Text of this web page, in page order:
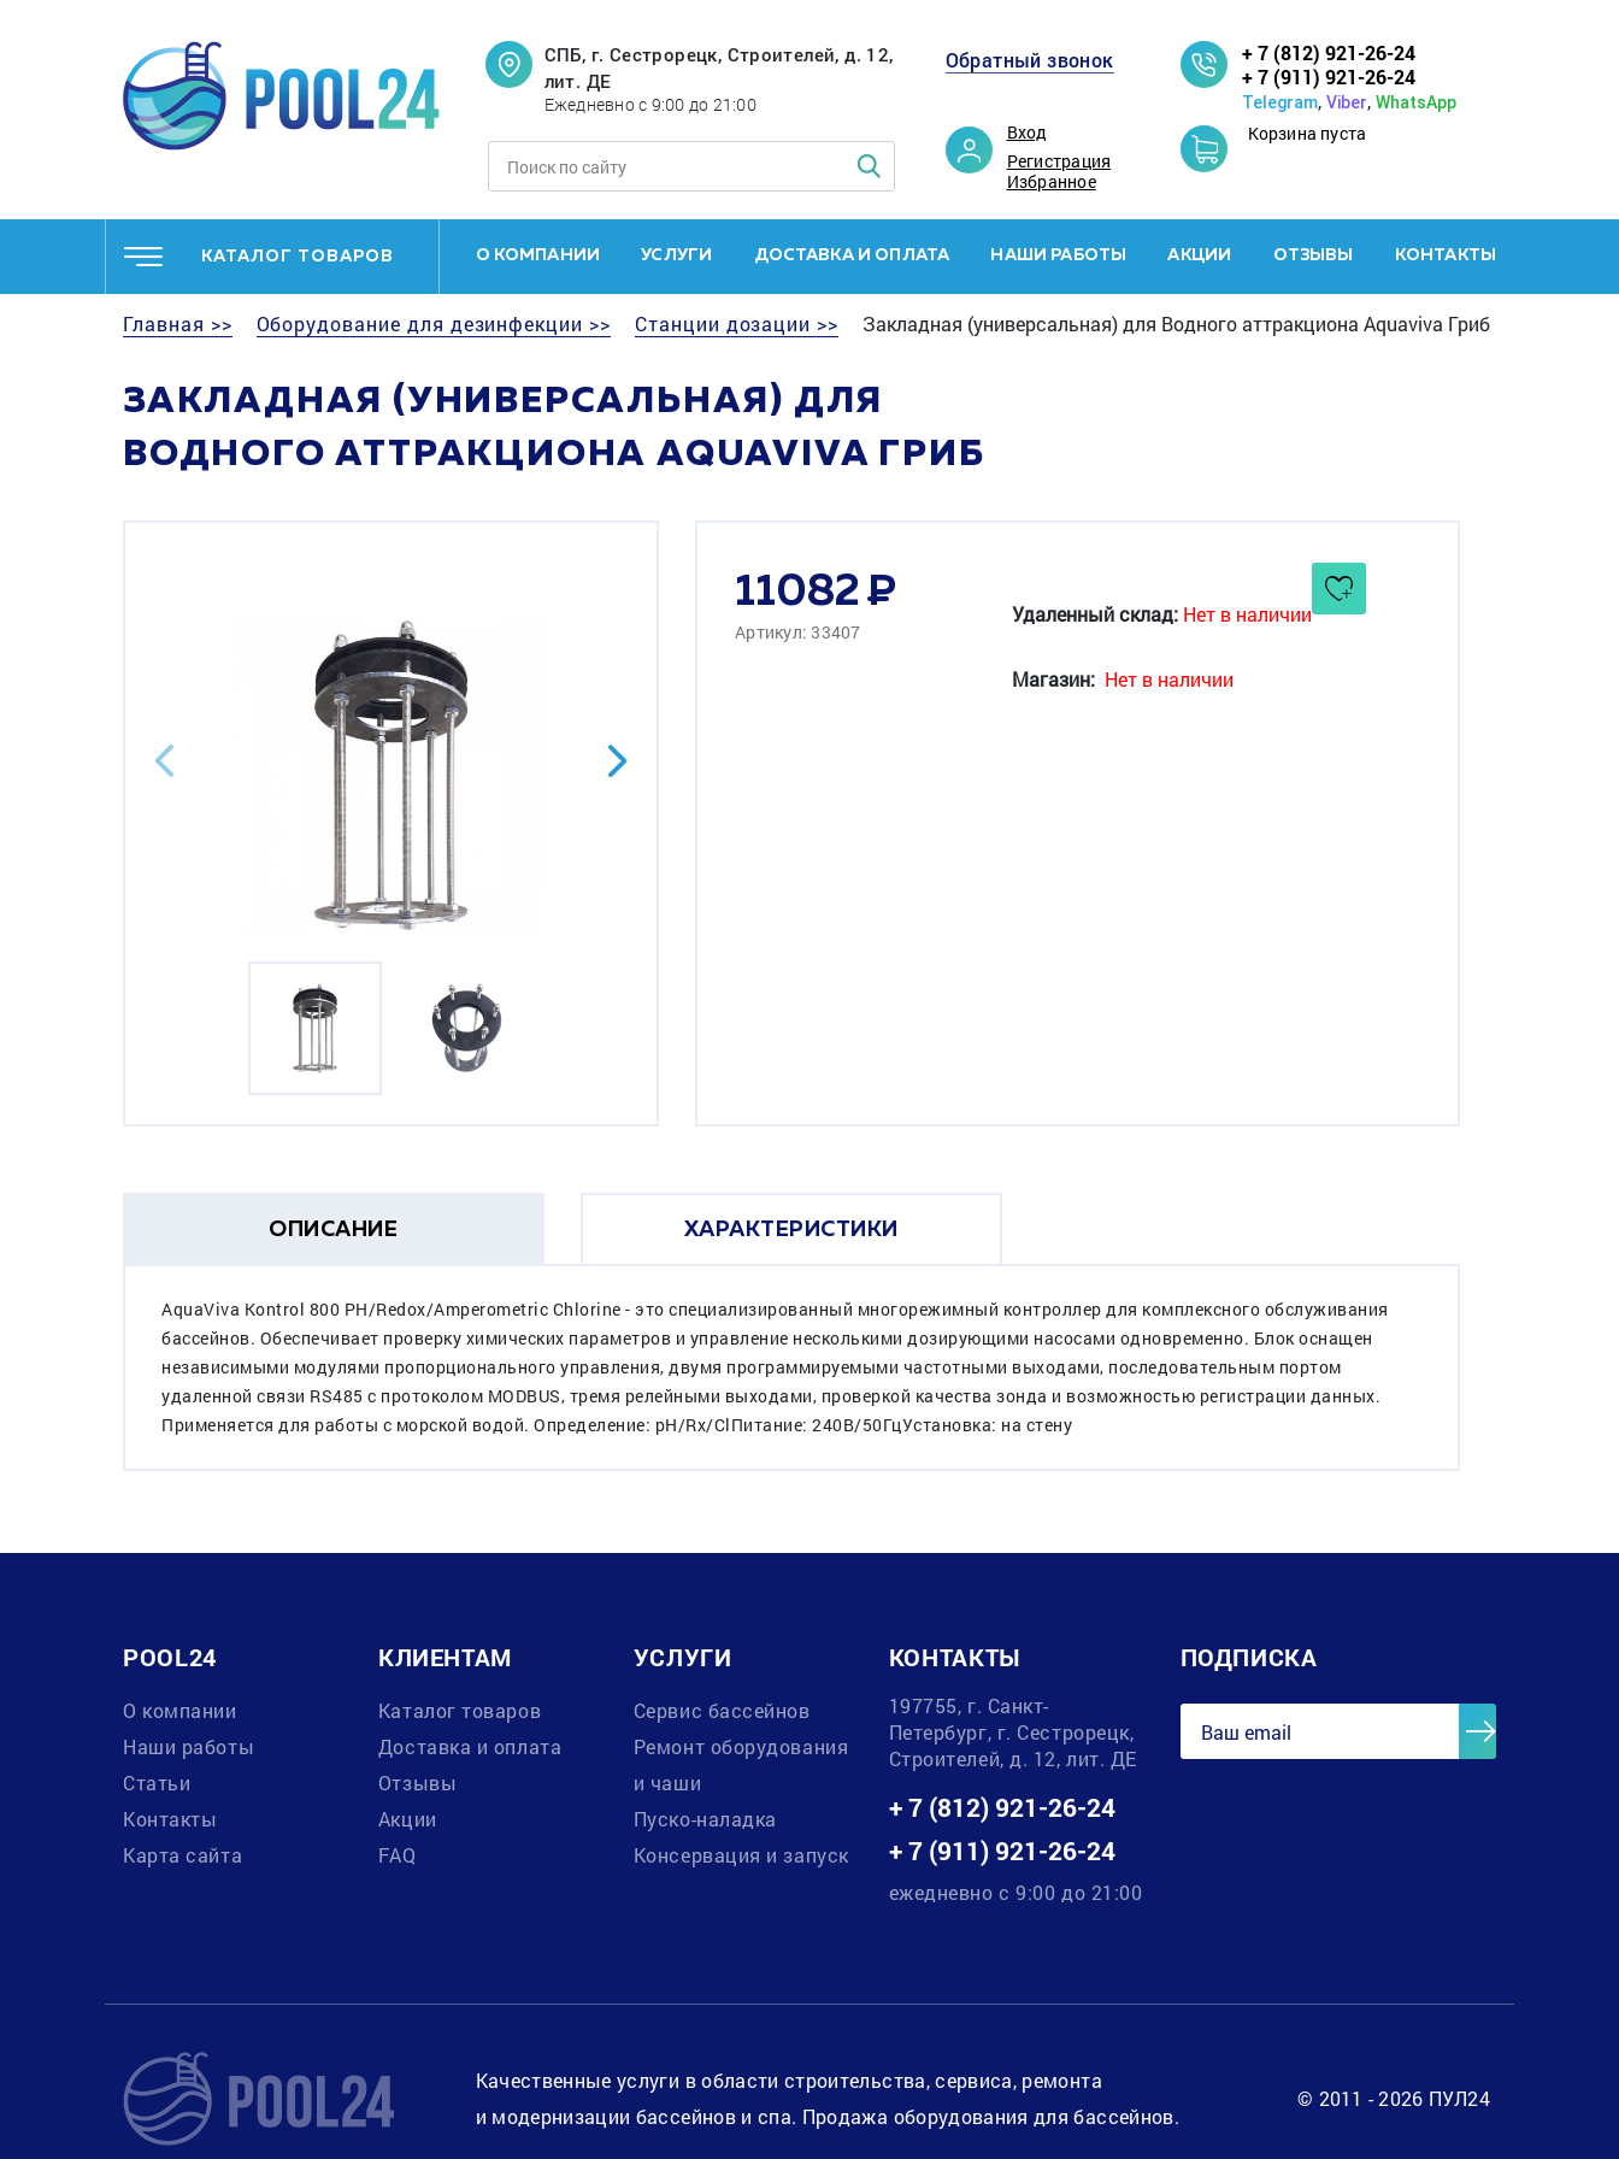
СПБ, г. Сестрорецк, Строителей, д. 12,
лит. ДЕ
Ежедневно с 9:00 до 21:00
Обратный звонок
Вход
Регистрация
Избранное
+ 7 (812) 921-26-24
+ 7 (911) 921-26-24
Telegram, Viber, WhatsApp
Корзина пуста
КАТАЛОГ ТОВАРОВ О КОМПАНИИ УСЛУГИ ДОСТАВКА И ОПЛАТА НАШИ РАБОТЫ АКЦИИ ОТЗЫВЫ КОНТАКТЫ
Главная >> Оборудование для дезинфекции >> Станции дозации >> Закладная (универсальная) для Водного аттракциона Aquaviva Гриб
ЗАКЛАДНАЯ (УНИВЕРСАЛЬНАЯ) ДЛЯ
ВОДНОГО АТТРАКЦИОНА AQUAVIVA ГРИБ
11082
Артикул: 33407
Удаленный склад: Нет в наличии
Магазин: Нет в наличии
ОПИСАНИЕ ХАРАКТЕРИСТИКИ
AquaViva Kontrol 800 PH/Redox/Amperometric Chlorine - это специализированный многорежимный контроллер для комплексного обслуживания
бассейнов. Обеспечивает проверку химических параметров и управление несколькими дозирующими насосами одновременно. Блок оснащен
независимыми модулями пропорционального управления, двумя программируемыми частотными выходами, последовательным портом
удаленной связи RS485 с протоколом MODBUS, тремя релейными выходами, проверкой качества зонда и возможностью регистрации данных.
Применяется для работы с морской водой. Определение: pH/Rx/ClПитание: 240В/50ГцУстановка: на стену
POOL24
О компании
Наши работы
Статьи
Контакты
Карта сайта
КЛИЕНТАМ
Каталог товаров
Доставка и оплата
Отзывы
Акции
FAQ
УСЛУГИ
Сервис бассейнов
Ремонт оборудования
и чаши
Пуско-наладка
Консервация и запуск
КОНТАКТЫ
197755, г. Санкт-
Петербург, г. Сестрорецк,
Строителей, д. 12, лит. ДЕ
+ 7 (812) 921-26-24
+ 7 (911) 921-26-24
ежедневно с 9:00 до 21:00
ПОДПИСКА
Качественные услуги в области строительства, сервиса, ремонта
и модернизации бассейнов и спа. Продажа оборудования для бассейнов.
© 2011 - 2026 ПУЛ24